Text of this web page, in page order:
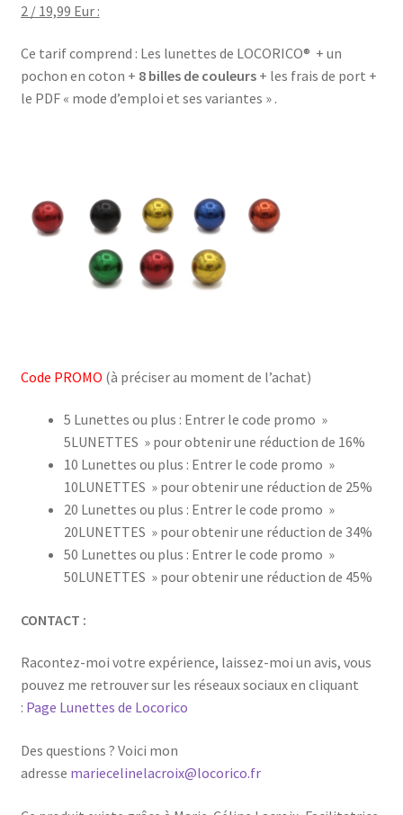
2 / 19,99 Eur :
Ce tarif comprend : Les lunettes de LOCORICO® + un
pochon en coton + 8 billes de couleurs + les frais de port +
le PDF « mode d’emploi et ses variantes » .
Code PROMO (à préciser au moment de l’achat)
5 Lunettes ou plus : Entrer le code promo »
5LUNETTES » pour obtenir une réduction de 16%
10 Lunettes ou plus : Entrer le code promo »
10LUNETTES » pour obtenir une réduction de 25%
20 Lunettes ou plus : Entrer le code promo »
20LUNETTES » pour obtenir une réduction de 34%
50 Lunettes ou plus : Entrer le code promo »
50LUNETTES » pour obtenir une réduction de 45%
CONTACT :
Racontez-moi votre expérience, laissez-moi un avis, vous
pouvez me retrouver sur les réseaux sociaux en cliquant
: Page Lunettes de Locorico
Des questions ? Voici mon
adresse mariecelinelacroix@locorico.fr